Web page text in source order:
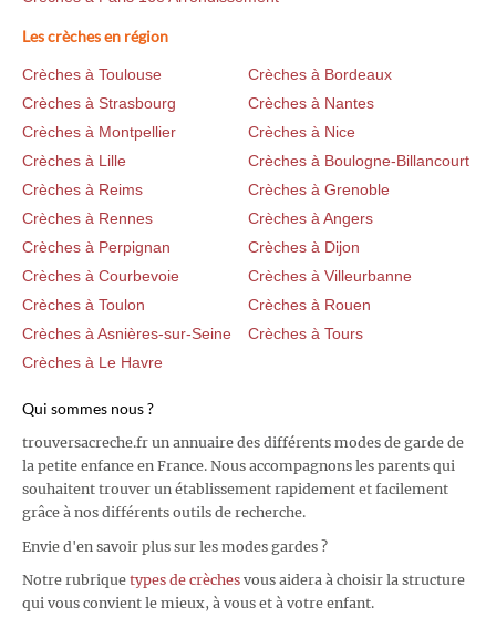
Les crèches en région
Crèches à Toulouse
Crèches à Bordeaux
Crèches à Strasbourg
Crèches à Nantes
Crèches à Montpellier
Crèches à Nice
Crèches à Lille
Crèches à Boulogne-Billancourt
Crèches à Reims
Crèches à Grenoble
Crèches à Rennes
Crèches à Angers
Crèches à Perpignan
Crèches à Dijon
Crèches à Courbevoie
Crèches à Villeurbanne
Crèches à Toulon
Crèches à Rouen
Crèches à Asnières-sur-Seine
Crèches à Tours
Crèches à Le Havre
Qui sommes nous ?
trouversacreche.fr un annuaire des différents modes de garde de
la petite enfance en France. Nous accompagnons les parents qui
souhaitent trouver un établissement rapidement et facilement
grâce à nos différents outils de recherche.
Envie d'en savoir plus sur les modes gardes ?
Notre rubrique types de crèches vous aidera à choisir la structure
qui vous convient le mieux, à vous et à votre enfant.